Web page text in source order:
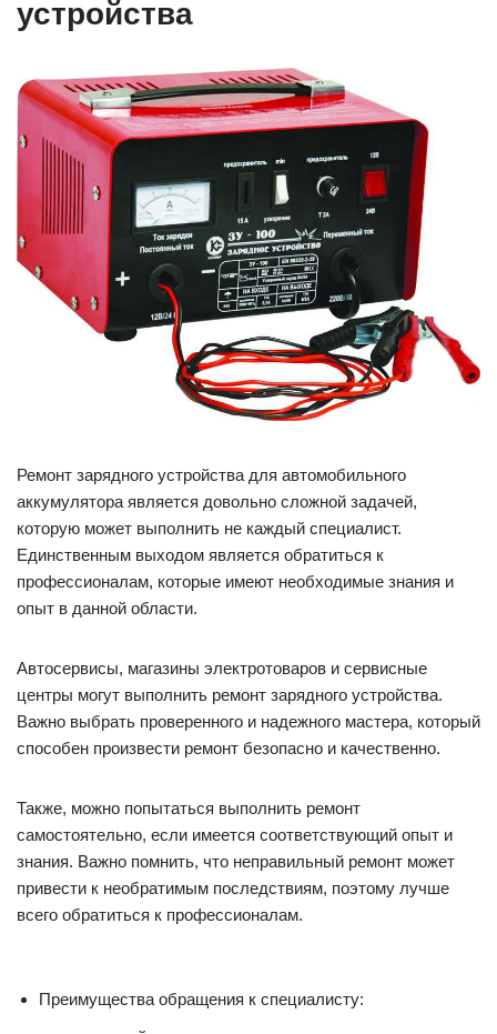
устройства
Ремонт зарядного устройства для автомобильного
аккумулятора является довольно сложной задачей,
которую может выполнить не каждый специалист.
Единственным выходом является обратиться к
профессионалам, которые имеют необходимые знания и
опыт в данной области.
Автосервисы, магазины электротоваров и сервисные
центры могут выполнить ремонт зарядного устройства.
Важно выбрать проверенного и надежного мастера, который
способен произвести ремонт безопасно и качественно.
Также, можно попытаться выполнить ремонт
самостоятельно, если имеется соответствующий опыт и
знания. Важно помнить, что неправильный ремонт может
привести к необратимым последствиям, поэтому лучше
всего обратиться к профессионалам.
Преимущества обращения к специалисту: